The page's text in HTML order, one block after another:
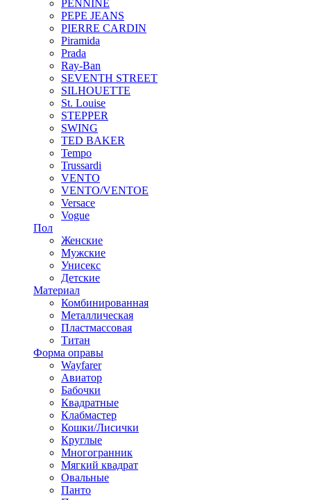
PENNINE
PEPE JEANS
PIERRE CARDIN
Piramida
Prada
Ray-Ban
SEVENTH STREET
SILHOUETTE
St. Louise
STEPPER
SWING
TED BAKER
Tempo
Trussardi
VENTO
VENTO/VENTOE
Versace
Vogue
Пол
Женские
Мужские
Унисекс
Детские
Материал
Комбинированная
Металлическая
Пластмассовая
Титан
Форма оправы
Wayfarer
Авиатор
Бабочки
Квадратные
Клабмастер
Кошки/Лисички
Круглые
Многогранник
Мягкий квадрат
Овальные
Панто